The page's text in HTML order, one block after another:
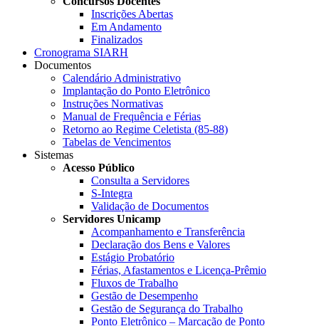
Inscrições Abertas
Em Andamento
Finalizados
Cronograma SIARH
Documentos
Calendário Administrativo
Implantação do Ponto Eletrônico
Instruções Normativas
Manual de Frequência e Férias
Retorno ao Regime Celetista (85-88)
Tabelas de Vencimentos
Sistemas
Acesso Público
Consulta a Servidores
S-Integra
Validação de Documentos
Servidores Unicamp
Acompanhamento e Transferência
Declaração dos Bens e Valores
Estágio Probatório
Férias, Afastamentos e Licença-Prêmio
Fluxos de Trabalho
Gestão de Desempenho
Gestão de Segurança do Trabalho
Ponto Eletrônico – Marcação de Ponto